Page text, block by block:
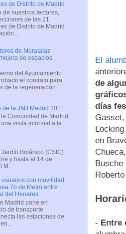
El
de
días
en
Busche
- Entre
de Distrito de Madrid
de nuestros lectores,
de las 21
de Distrito de Madrid .
...
de Moratalaz
de espacios
del Ayuntamiento
el contrato para
de la regeneración
la JMJ Madrid 2011
Comunidad de Madrid
visita informal a la
Botánico (CSIC)
y hasta el 14 de
M...
con movilidad
7b de Metro entre
del Henares
Madrid pone en
de transporte
las estaciones de